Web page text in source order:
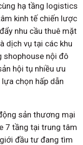
hạ tầng logistics
kinh tế chiến lược
nhu cầu thuê mặt
dịch vụ tại các khu
shophouse nội đô
hội tụ nhiều ưu
chọn hấp dẫn
sản thương mại
7 tầng tại trung tâm
đầu tư đang tìm